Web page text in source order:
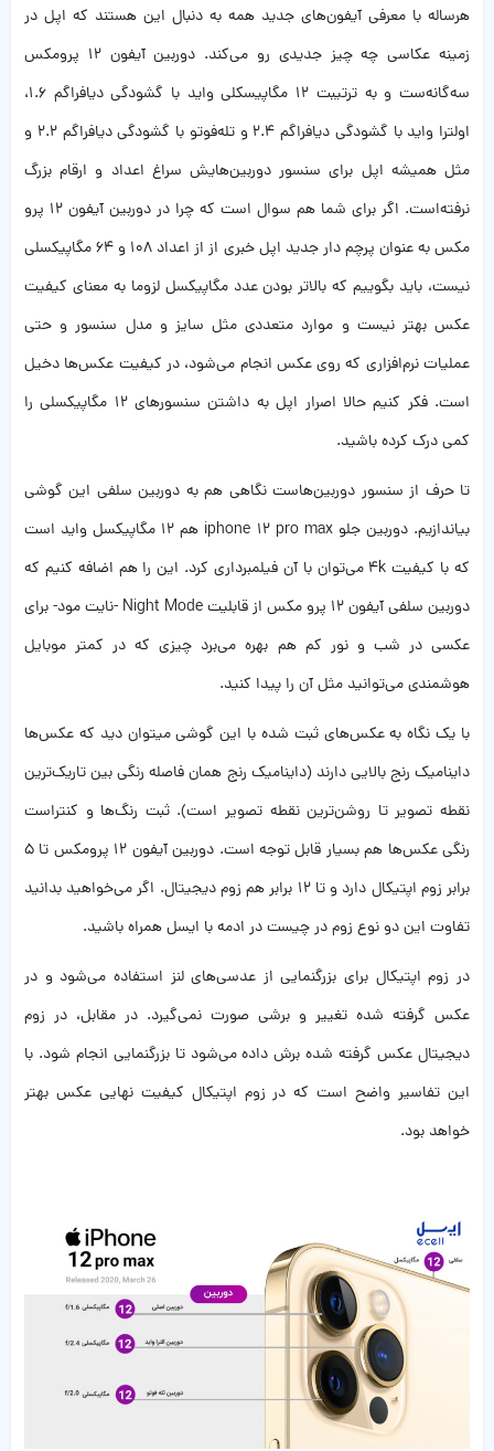
هرساله با معرفی آیفون‌های جدید همه به دنبال این هستند که اپل در
زمینه عکاسی چه چیز جدیدی رو می‌کند. دوربین آیفون ۱۲ پرومکس
سه‌گانه‌ست و به ترتیبت ۱۲ مگاپیسکلی واید با گشودگی دیافراگم ۱.۶،
اولترا واید با گشودگی دیافراگم ۲.۴ و تله‌فوتو با گشودگی دیافراگم ۲.۲ و
مثل همیشه اپل برای سنسور دوربین‌هایش سراغ اعداد و ارقام بزرگ
نرفته‌است. اگر برای شما هم سوال است که چرا در دوربین آیفون ۱۲ پرو
مکس به عنوان پرچم دار جدید اپل خبری از از اعداد ۱۰۸ و ۶۴ مگاپیکسلی
نیست، باید بگوییم که بالاتر بودن عدد مگاپیکسل لزوما به معنای کیفیت
عکس بهتر نیست و موارد متعددی مثل سایز و مدل سنسور و حتی
عملیات نرم‌افزاری که روی عکس انجام می‌شود، در کیفیت عکس‌ها دخیل
است. فکر کنیم حالا اصرار اپل به داشتن سنسورهای ۱۲ مگاپیکسلی را
کمی درک کرده باشید.
تا حرف از سنسور دوربین‌هاست نگاهی هم به دوربین سلفی این گوشی
بیا‌ندازیم. دوربین جلو iphone 12 pro max هم ۱۲ مگاپیکسل واید است
که با کیفیت 4k می‌توان با آن فیلمبرداری کرد. این را هم اضافه کنیم که
دوربین سلفی آیفون ۱۲ پرو مکس از قابلیت Night Mode -نایت مود- برای
عکسی در شب و نور کم هم بهره می‌برد چیزی که در کمتر موبایل‌
هوشمندی می‌توانید مثل آن را پیدا کنید.
با یک نگاه به عکس‌های ثبت شده با این گوشی میتوان دید که عکس‌ها
داینامیک رنج بالایی دارند (داینامیک رنج همان فاصله رنگی بین تاریک‌ترین
نقطه تصویر تا روشن‌ترین نقطه تصویر است). ثبت رنگ‌ها و کنتراست
رنگی عکس‌ها هم بسیار قابل توجه ‌است. دوربین آیفون ۱۲ پرومکس تا ۵
برابر زوم اپتیکال دارد و تا ۱۲ برابر هم زوم دیجیتال. اگر می‌خواهید بدانید
تفاوت این دو نوع زوم در چیست در ادمه با ایسل همراه باشید.
در زوم اپتیکال برای بزرگنمایی از عدسی‌های لنز استفاده می‌شود و در
عکس گرفته شده تغییر و برشی صورت نمی‌گیرد. در مقابل، در زوم
دیجیتال عکس گرفته شده برش داده می‌شود تا بزرگنمایی انجام شود. با
این تفاسیر واضح است که در زوم اپتیکال کیفیت نهایی عکس بهتر
خواهد بود.